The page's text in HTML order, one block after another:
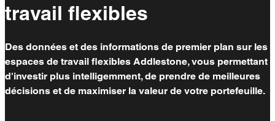
travail flexibles
Des données et des informations de premier plan sur les
espaces de travail flexibles Addlestone, vous permettant
d'investir plus intelligemment, de prendre de meilleures
décisions et de maximiser la valeur de votre portefeuille.